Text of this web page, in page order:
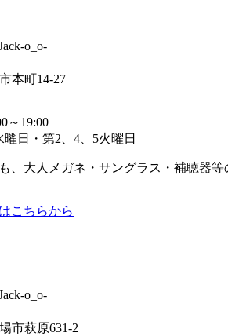
本町14-27
～19:00
曜日・第2、4、5火曜日
、大人メガネ・サングラス・補聴器
こちらから
市萩原631-2